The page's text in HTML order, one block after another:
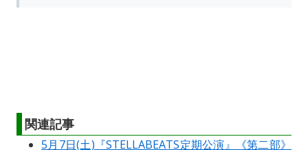
関連記事
5月7日(土)『STELLABEATS定期公演』《第二部》